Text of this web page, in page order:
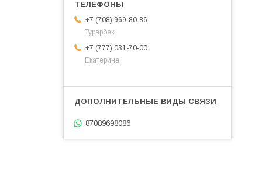
+7 (708) 969-80-86
Турарбек
+7 (777) 031-70-00
Екатерина
87089698086